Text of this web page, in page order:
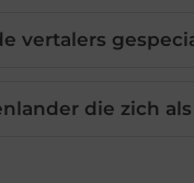
vertalers
die zich